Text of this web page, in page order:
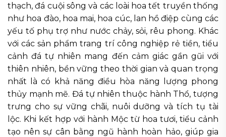
thạch, đá cuội sông và các loài hoa tết truyền thống
như hoa đào, hoa mai, hoa cúc, lan hồ điệp cùng các
yếu tố phụ trợ như nước chảy, sỏi, rêu phong. Khác
với các sản phẩm trang trí công nghiệp rẻ tiền, tiểu
cảnh đá tự nhiên mang đến cảm giác gần gũi với
thiên nhiên, bền vững theo thời gian và quan trọng
nhất là có khả năng điều hòa năng lượng phong
thủy mạnh mẽ. Đá tự nhiên thuộc hành Thổ, tượng
trưng cho sự vững chãi, nuôi dưỡng và tích tụ tài
lộc. Khi kết hợp với hành Mộc từ hoa tươi, tiểu cảnh
tạo nên sự cân bằng ngũ hành hoàn hảo, giúp gia